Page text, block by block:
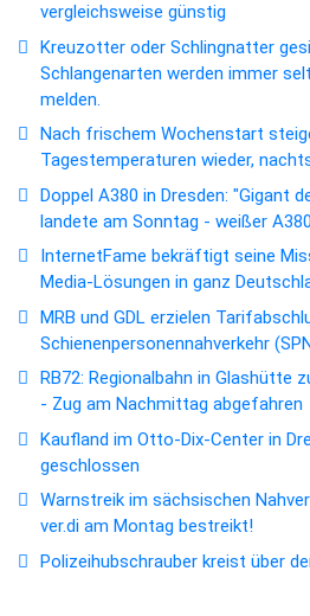
vergleichsweise günstig
Kreuzotter oder Schlingnatter
Schlangenarten werden immer
melden.
Nach frischem Wochenstart
Tagestemperaturen wieder,
Doppel A380 in Dresden: "Gigant
landete am Sonntag - weißer
InternetFame bekräftigt seine
Media-Lösungen in ganz
MRB und GDL erzielen
Schienenpersonennahverkehr
RB72: Regionalbahn in Glashütte
- Zug am Nachmittag abgefahren
Kaufland im Otto-Dix-Center in
geschlossen
Warnstreik im sächsischen
ver.di am Montag bestreikt!
Polizeihubschrauber kreist über